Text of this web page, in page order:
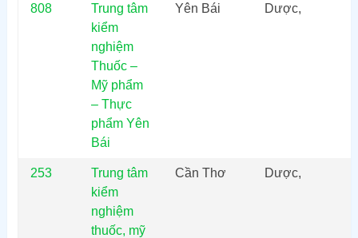
808
Trung tâm
kiểm
nghiệm
Thuốc –
Mỹ phẩm
– Thực
phẩm Yên
Bái
Yên Bái Dược,
253
Trung tâm
kiểm
nghiệm
thuốc, mỹ
Cần Thơ Dược,